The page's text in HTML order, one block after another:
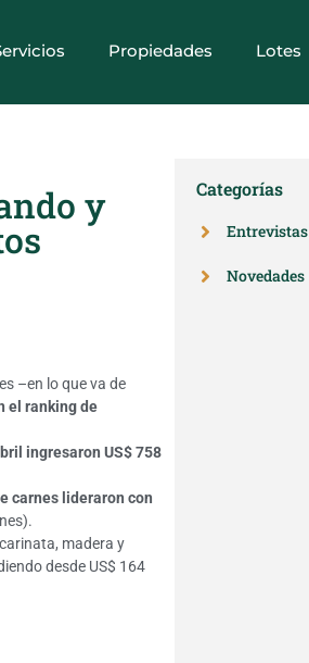
Propiedades Lotes
y
–en lo que va de
el ranking de
ingresaron US$ 758
carnes lideraron con
madera y
desde US$ 164
Categorías
Entrevistas
Novedades